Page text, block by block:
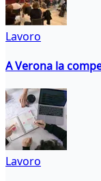
Lavoro
A Verona la
Lavoro